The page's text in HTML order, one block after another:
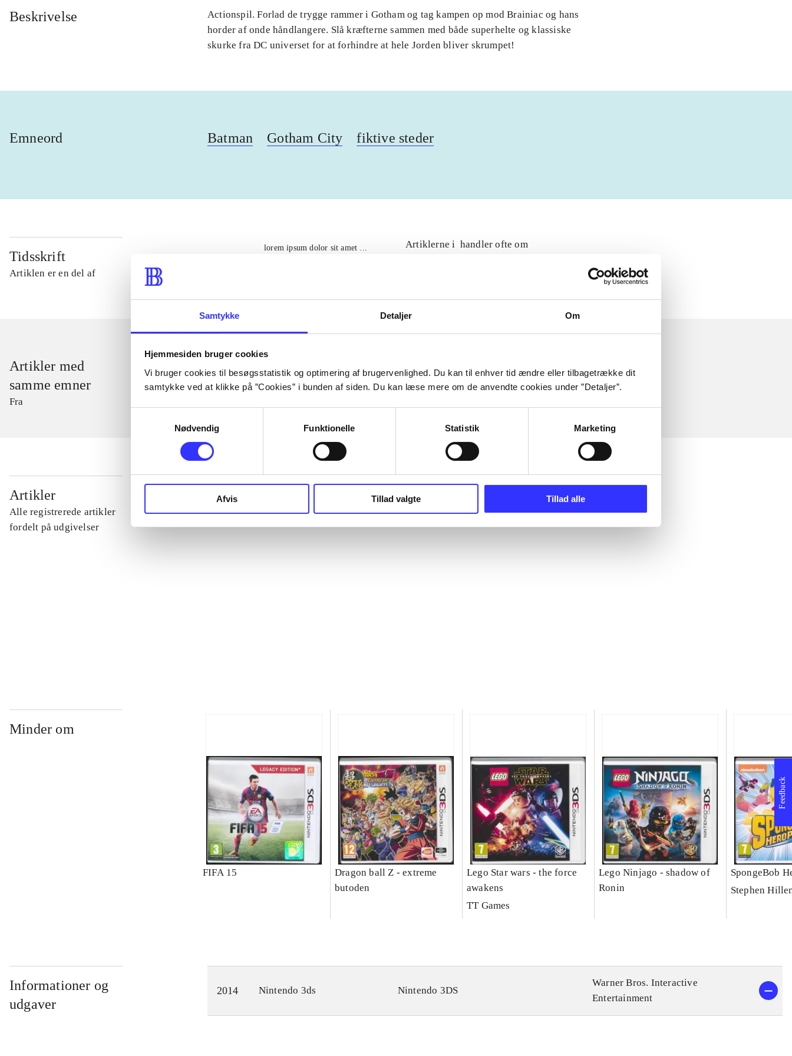
Samtykke Detaljer Om
Hjemmesiden bruger cookies
Vi bruger cookies til besøgsstatistik og optimering af brugervenlighed. Du kan til enhver tid ændre eller tilbagetrække dit
samtykke ved at klikke på ”Cookies” i bunden af siden. Du kan læse mere om de anvendte cookies under ”Detaljer”.
Nødvendig
Funktionelle Statistik Marketing
Afvis Tillad valgte Tillad alle
Beskrivelse
Actionspil. Forlad de trygge rammer i Gotham og tag kampen op mod Brainiac og hans
horder af onde håndlangere. Slå kræfterne sammen med både superhelte og klassiske
skurke fra DC universet for at forhindre at hele Jorden bliver skrumpet!
Emneord Batman Gotham City fiktive steder
Tidsskrift
Artiklen er en del af
lorem ipsum dolor sit amet ...
Artiklerne i handler ofte om
Artikler med
samme emner
Fra
Artikler
Alle registrerede artikler
fordelt på udgivelser
...
...
Minder om
FIFA 15
Dragon ball Z - extreme
butoden
Lego Star wars - the force
awakens
TT Games
Lego Ninjago - shadow of
Ronin
SpongeBob
Stephen
Informationer og
udgaver
2014 Nintendo 3ds Nintendo 3DS
Warner Bros. Interactive
Entertainment
Feedback